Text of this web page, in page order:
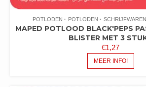
POTLODEN POTLODEN
MAPED POTLOOD BLACK'PEPS
BLISTER MET 3
€1,27
MEER INFO!